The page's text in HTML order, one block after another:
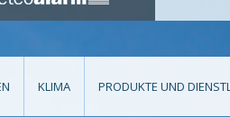
KLIMA PRODUKTE UND